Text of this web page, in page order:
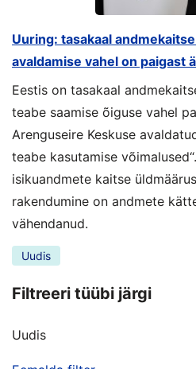
Uuring: tasakaal
avaldamise vahel on paigast
Eestis on tasakaal
teabe saamise õiguse vahel
Arenguseire Keskuse
teabe kasutamise
isikuandmete kaitse
rakendumine on andmete
vähendanud.
Uudis
Filtreeri tüübi järgi
Uudis